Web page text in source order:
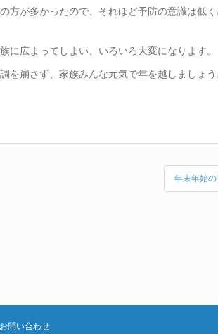
方が多かったので、それほど予防の意識は低
広まってしまい、いろいろ大変になります。
崩さず、家族みんな元気で年を越しましょう
年末年始
お問い合わせ